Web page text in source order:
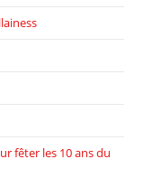
fêter les 10 ans du